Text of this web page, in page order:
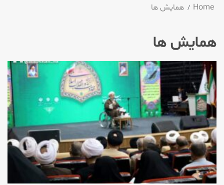
Home همایش ها
همایش ها